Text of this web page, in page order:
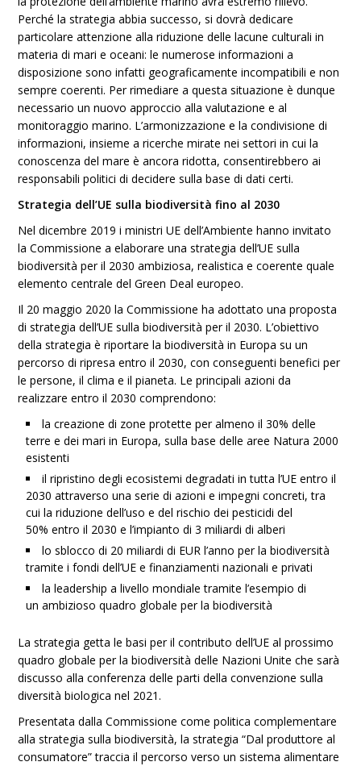
Perché la strategia abbia successo, si dovrà dedicare
particolare attenzione alla riduzione delle lacune culturali in
materia di mari e oceani: le numerose informazioni a
disposizione sono infatti geograficamente incompatibili e non
sempre coerenti. Per rimediare a questa situazione è dunque
necessario un nuovo approccio alla valutazione e al
monitoraggio marino. L’armonizzazione e la condivisione di
informazioni, insieme a ricerche mirate nei settori in cui la
conoscenza del mare è ancora ridotta, consentirebbero ai
responsabili politici di decidere sulla base di dati certi.
Strategia dell’UE sulla biodiversità fino al 2030
Nel dicembre 2019 i ministri UE dell’Ambiente hanno invitato
la Commissione a elaborare una strategia dell’UE sulla
biodiversità per il 2030 ambiziosa, realistica e coerente quale
elemento centrale del Green Deal europeo.
Il 20 maggio 2020 la Commissione ha adottato una proposta
di strategia dell’UE sulla biodiversità per il 2030. L’obiettivo
della strategia è riportare la biodiversità in Europa su un
percorso di ripresa entro il 2030, con conseguenti benefici per
le persone, il clima e il pianeta. Le principali azioni da
realizzare entro il 2030 comprendono:
la creazione di zone protette per almeno il 30% delle
terre e dei mari in Europa, sulla base delle aree Natura 2000
esistenti
il ripristino degli ecosistemi degradati in tutta l’UE entro il
2030 attraverso una serie di azioni e impegni concreti, tra
cui la riduzione dell’uso e del rischio dei pesticidi del
50% entro il 2030 e l’impianto di 3 miliardi di alberi
lo sblocco di 20 miliardi di EUR l’anno per la biodiversità
tramite i fondi dell’UE e finanziamenti nazionali e privati
la leadership a livello mondiale tramite l’esempio di
un ambizioso quadro globale per la biodiversità
La strategia getta le basi per il contributo dell’UE al prossimo
quadro globale per la biodiversità delle Nazioni Unite che sarà
discusso alla conferenza delle parti della convenzione sulla
diversità biologica nel 2021.
Presentata dalla Commissione come politica complementare
alla strategia sulla biodiversità, la strategia “Dal produttore al
consumatore” traccia il percorso verso un sistema alimentare